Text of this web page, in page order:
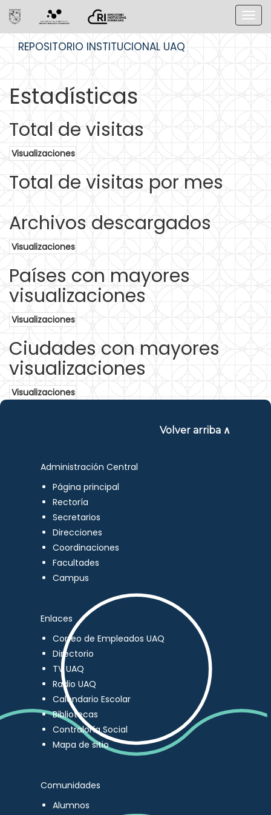
REPOSITORIO INSTITUCIONAL UAQ
Estadísticas
Total de visitas
Visualizaciones
Total de visitas por mes
Archivos descargados
Visualizaciones
Países con mayores
visualizaciones
Visualizaciones
Ciudades con mayores
visualizaciones
Visualizaciones
Volver arriba ∧
Administración Central
Página principal
Rectoría
Secretarios
Direcciones
Coordinaciones
Facultades
Campus
Enlaces
Correo de Empleados UAQ
Directorio
TV UAQ
Radio UAQ
Calendario Escolar
Bibliotecas
Contraloría Social
Mapa de sitio
Comunidades
Alumnos